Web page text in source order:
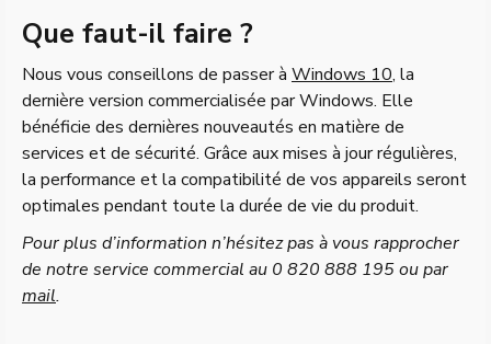
Que faut-il faire ?
Nous vous conseillons de passer à Windows 10, la
dernière version commercialisée par Windows. Elle
bénéficie des dernières nouveautés en matière de
services et de sécurité. Grâce aux mises à jour régulières,
la performance et la compatibilité de vos appareils seront
optimales pendant toute la durée de vie du produit.
Pour plus d’information n’hésitez pas à vous rapprocher
de notre service commercial au 0 820 888 195 ou par
mail.